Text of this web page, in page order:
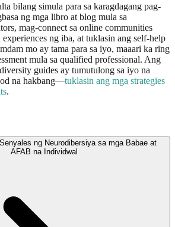
bilang simula para sa karagdagang pag-
ng mga libro at blog mula sa
mag-connect sa online communities
ng iba, at tuklasin ang self-help
mo ay tama para sa iyo, maaari ka ring
mula sa qualified professional. Ang
guides ay tumutulong sa iyo na
na hakbang—tuklasin ang mga strategies
.
ng Neurodibersiya sa mga Babae at
AFAB na Individwal